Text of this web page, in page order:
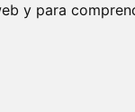
y para